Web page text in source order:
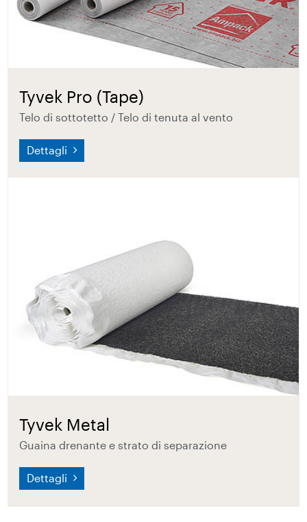
Tyvek Pro (Tape)
Telo di sottotetto / Telo di tenuta al vento
Dettagli
Tyvek Metal
Guaina drenante e strato di separazione
Dettagli